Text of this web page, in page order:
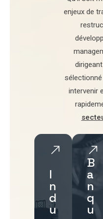
enjeux de
intervenir
I
n
d
u
B
a
n
q
u